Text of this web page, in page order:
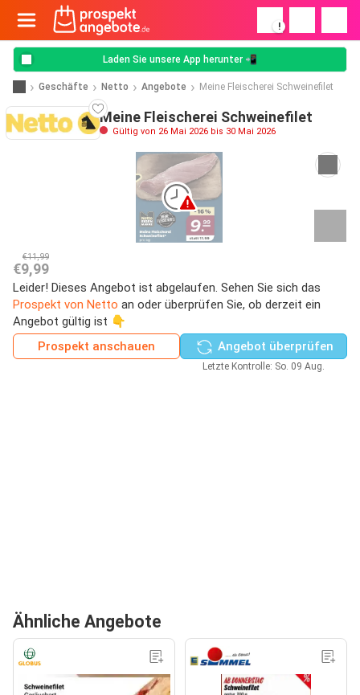
!
Laden Sie unsere App herunter 📲
Geschäfte Netto Angebote Meine Fleischerei Schweinefilet
Meine Fleischerei Schweinefilet
Gültig von 26 Mai 2026 bis 30 Mai 2026
€11,99
€9,99
Leider! Dieses Angebot ist abgelaufen. Sehen Sie sich das
Prospekt von Netto an oder überprüfen Sie, ob derzeit ein
Angebot gültig ist 👇
Prospekt anschauen
Angebot überprüfen
Letzte Kontrolle: So. 09 Aug.
Ähnliche Angebote